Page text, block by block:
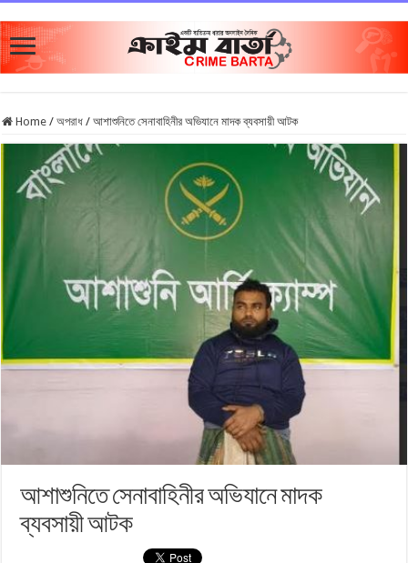
Home / অপরাধ / আশাশুনিতে সেনাবাহিনীর অভিযানে মাদক ব্যবসায়ী আটক
আশাশুনিতে সেনাবাহিনীর অভিযানে মাদক
ব্যবসায়ী আটক